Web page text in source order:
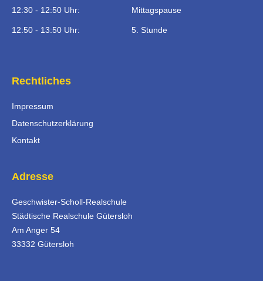
12:30 - 12:50 Uhr: Mittagspause
12:50 - 13:50 Uhr: 5. Stunde
Rechtliches
Impressum
Datenschutzerklärung
Kontakt
Adresse
Geschwister-Scholl-Realschule
Städtische Realschule Gütersloh
Am Anger 54
33332 Gütersloh